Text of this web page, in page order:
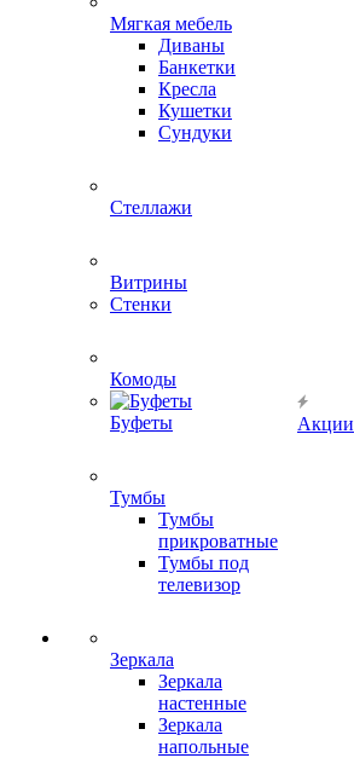
Мягкая мебель
Диваны
Банкетки
Кресла
Кушетки
Сундуки
Стеллажи
Витрины
Стенки
Комоды
Буфеты
Тумбы
Тумбы
прикроватные
Тумбы под
телевизор
Зеркала
Зеркала
настенные
Зеркала
напольные
Акции